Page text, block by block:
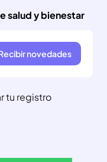
salud y bienestar
novedades
tu registro